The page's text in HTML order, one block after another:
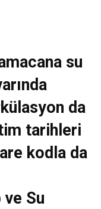
su
da
tarihleri
kodla da
ve Su